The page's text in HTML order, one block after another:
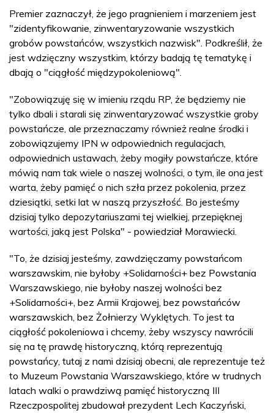
Premier zaznaczył, że jego pragnieniem i marzeniem jest
"zidentyfikowanie, zinwentaryzowanie wszystkich
grobów powstańców, wszystkich nazwisk". Podkreślił, że
jest wdzięczny wszystkim, którzy badają tę tematykę i
dbają o "ciągłość międzypokoleniową".
"Zobowiązuję się w imieniu rządu RP, że będziemy nie
tylko dbali i starali się zinwentaryzować wszystkie groby
powstańcze, ale przeznaczamy również realne środki i
zobowiązujemy IPN w odpowiednich regulacjach,
odpowiednich ustawach, żeby mogiły powstańcze, które
mówią nam tak wiele o naszej wolności, o tym, ile ona jest
warta, żeby pamięć o nich szła przez pokolenia, przez
dziesiątki, setki lat w naszą przyszłość. Bo jesteśmy
dzisiaj tylko depozytariuszami tej wielkiej, przepięknej
wartości, jaką jest Polska" - powiedział Morawiecki.
"To, że dzisiaj jesteśmy, zawdzięczamy powstańcom
warszawskim, nie byłoby +Solidarności+ bez Powstania
Warszawskiego, nie byłoby naszej wolności bez
+Solidarności+, bez Armii Krajowej, bez powstańców
warszawskich, bez Żołnierzy Wyklętych. To jest ta
ciągłość pokoleniowa i chcemy, żeby wszyscy nawrócili
się na tę prawdę historyczną, którą reprezentują
powstańcy, tutaj z nami dzisiaj obecni, ale reprezentuje też
to Muzeum Powstania Warszawskiego, które w trudnych
latach walki o prawdziwą pamięć historyczną III
Rzeczpospolitej zbudował prezydent Lech Kaczyński,